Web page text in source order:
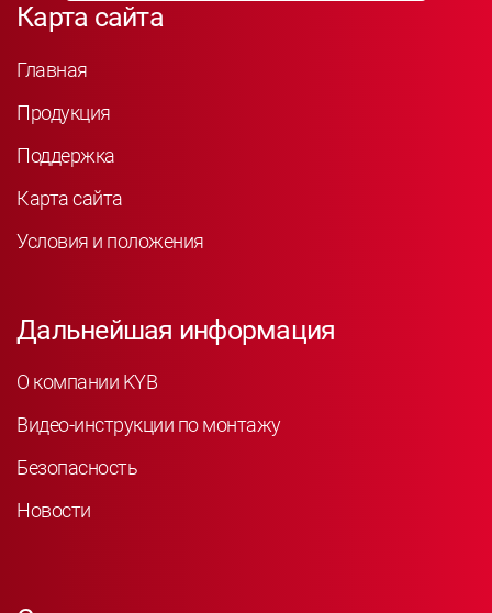
Карта сайта
Главная
Продукция
Поддержка
Карта сайта
Условия и положения
Дальнейшая информация
О компании KYB
Видео-инструкции по монтажу
Безопасность
Новости